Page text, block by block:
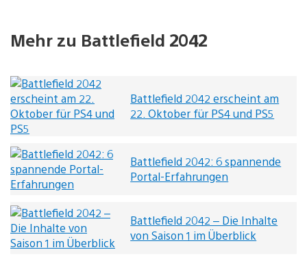
Mehr zu Battlefield 2042
Battlefield 2042 erscheint am
22. Oktober für PS4 und PS5
Battlefield 2042: 6 spannende
Portal-Erfahrungen
Battlefield 2042 – Die Inhalte
von Saison 1 im Überblick